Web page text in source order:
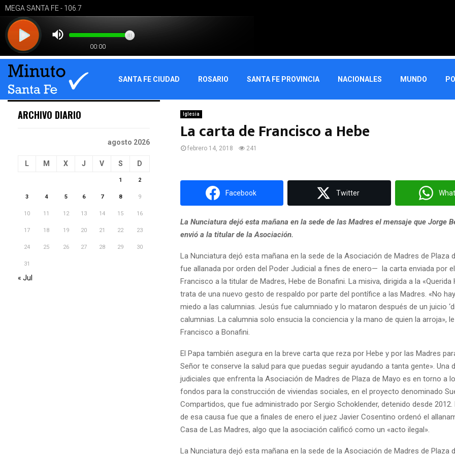
SANTA FE CIUDAD ROSARIO SANTA FE PROVINCIA NACIONALES MUNDO
Iglesia
La carta de Francisco a Hebe
febrero 14, 2018 241
Facebook Twitter
La Nunciatura dejó esta mañana en la sede de las Madres el mensaje que Jorge
envió a la titular de la Asociación.
La Nunciatura dejó esta mañana en la sede de la Asociación de Madres de Plaza
fue allanada por orden del Poder Judicial a fines de enero— la carta enviada por
Francisco a la titular de Madres, Hebe de Bonafini. La misiva, dirigida a la «Querida
trata de una nuevo gesto de respaldo por parte del pontífice a las Madres. «No
miedo a las calumnias. Jesús fue calumniado y lo mataron después de un juicio
calumnias. La calumnia solo ensucia la conciencia y la mano de quien la arroja»,
Francisco a Bonafini.
El Papa también asegura en la breve carta que reza por Hebe y por las Madres
Señor te conserve la salud para que puedas seguir ayudando a tanta gente». Una
judiciales que enfrenta la Asociación de Madres de Plaza de Mayo es en torno a
fondos para la construcción de viviendas sociales, en el proyecto denominado
Compartidos, que fue administrado por Sergio Schoklender, detenido desde 2012.
de esa causa fue que a finales de enero el juez Javier Cosentino ordenó el
Casa de Las Madres, algo que la asociación calificó como un «acto ilegal».
La Nunciatura dejó esta mañana en la sede de la Asociación de Madres de Plaza
ARCHIVO DIARIO
agosto 2026
L M X J V S D
1 2
3 4 5 6 7 8 9
10 11 12 13 14 15 16
17 18 19 20 21 22 23
24 25 26 27 28 29 30
31
« Jul